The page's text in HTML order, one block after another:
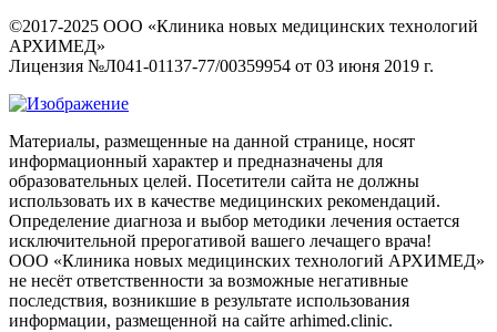
©2017-2025 ООО «Клиника новых медицинских технологий
АРХИМЕД»
Лицензия №Л041-01137-77/00359954 от 03 июня 2019 г.
Материалы, размещенные на данной странице, носят
информационный характер и предназначены для
образовательных целей. Посетители сайта не должны
использовать их в качестве медицинских рекомендаций.
Определение диагноза и выбор методики лечения остается
исключительной прерогативой вашего лечащего врача!
ООО «Клиника новых медицинских технологий АРХИМЕД»
не несёт ответственности за возможные негативные
последствия, возникшие в результате использования
информации, размещенной на сайте arhimed.clinic.